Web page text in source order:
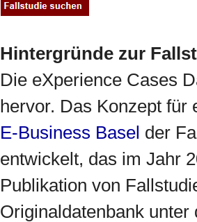
Hintergründe zur
Die eXperience Cases
hervor. Das Konzept
E-Business Basel der
entwickelt, das im Jahr
Publikation von
Originaldatenbank